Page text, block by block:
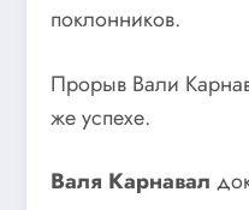
поклонников.
Прорыв Вали
же успехе.
Валя Карнавал